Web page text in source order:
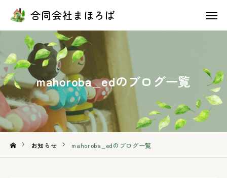
合同会社まほろば
mahoroba_edのブログ一覧
お知らせ mahoroba_edのブログ一覧
合同会社まほろば
採用情報
HOME
会社概要
事業内容
採用情報